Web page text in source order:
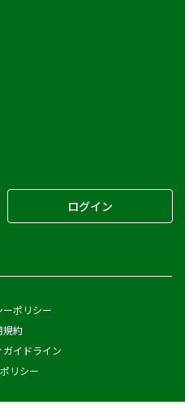
ログイン
ーポリシー
規約
ガイドライン
リシー